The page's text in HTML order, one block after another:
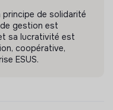
de solidarité
gestion est
sa lucrativité est
coopérative,
ESUS.